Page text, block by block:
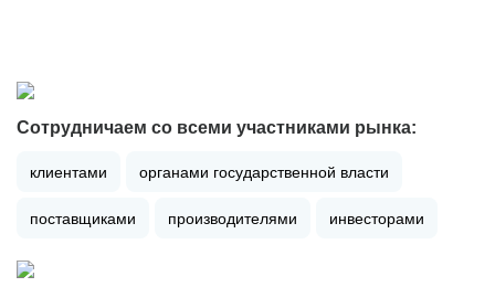
Сотрудничаем со всеми участниками рынка:
клиентами органами государственной власти
поставщиками производителями инвесторами